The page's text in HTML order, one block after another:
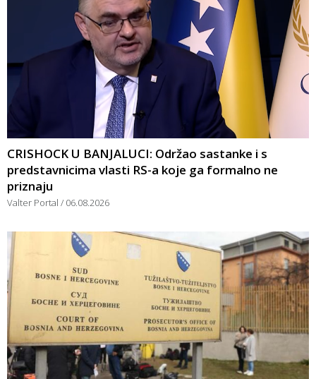
CRISHOCK U BANJALUCI: Održao sastanke i s
predstavnicima vlasti RS-a koje ga formalno ne
priznaju
Valter Portal 06.08.2026